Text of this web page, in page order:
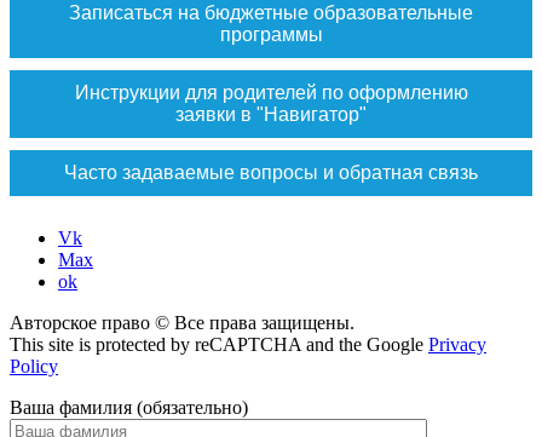
Записаться на бюджетные образовательные
программы
Инструкции для родителей по оформлению
заявки в "Навигатор"
Часто задаваемые вопросы и обратная связь
Vk
Max
ok
Авторское право © Все права защищены.
This site is protected by reCAPTCHA and the Google Privacy
Policy
Ваша фамилия (обязательно)